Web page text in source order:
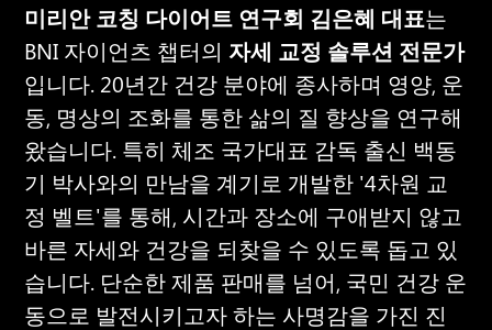
미리안 코칭 다이어트 연구회 김은혜 대표는
BNI 자이언츠 챕터의 자세 교정 솔루션 전문가
입니다. 20년간 건강 분야에 종사하며 영양, 운
동, 명상의 조화를 통한 삶의 질 향상을 연구해
왔습니다. 특히 체조 국가대표 감독 출신 백동
기 박사와의 만남을 계기로 개발한 '4차원 교
정 벨트'를 통해, 시간과 장소에 구애받지 않고
바른 자세와 건강을 되찾을 수 있도록 돕고 있
습니다. 단순한 제품 판매를 넘어, 국민 건강 운
동으로 발전시키고자 하는 사명감을 가진 진